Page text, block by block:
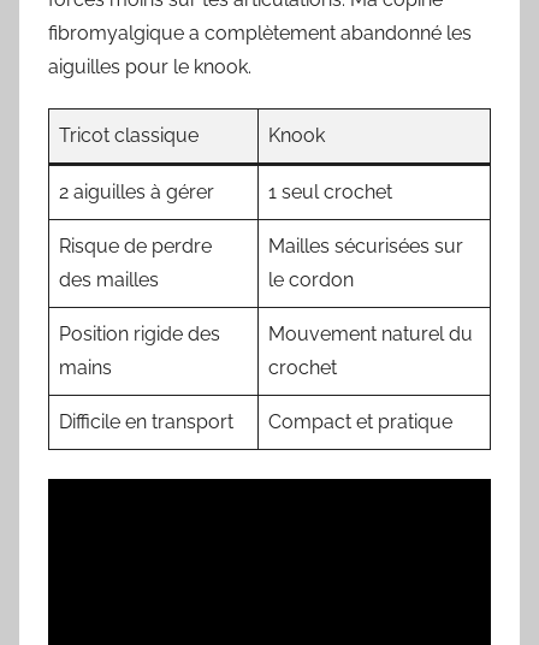
fibromyalgique a complètement abandonné les
aiguilles pour le knook.
Tricot classique Knook
2 aiguilles à gérer 1 seul crochet
Risque de perdre
des mailles
Mailles sécurisées sur
le cordon
Position rigide des
mains
Mouvement naturel du
crochet
Difficile en transport Compact et pratique